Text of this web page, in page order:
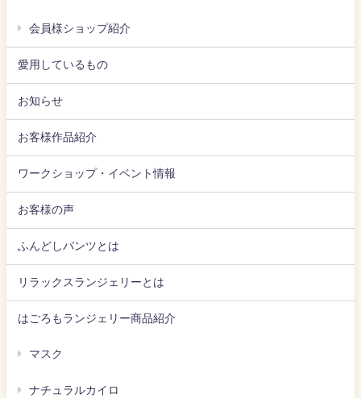
会員様ショップ紹介
愛用しているもの
お知らせ
お客様作品紹介
ワークショップ・イベント情報
お客様の声
ふんどしパンツとは
リラックスランジェリーとは
はごろもランジェリー商品紹介
マスク
ナチュラルカイロ